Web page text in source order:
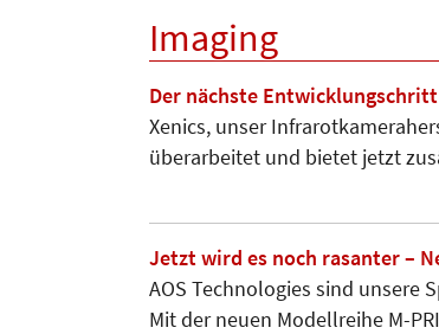
Imaging
Der nächste
Xenics, unser
überarbeitet und bietet jetzt
Jetzt wird es noch rasanter –
AOS Technologies sind unsere
Mit der neuen Modellreihe M-